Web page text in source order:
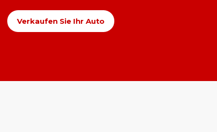
Verkaufen Sie Ihr Auto